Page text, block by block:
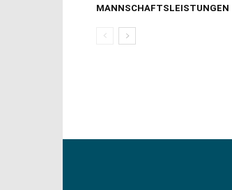
MANNSCHAFTSLEISTUNGEN